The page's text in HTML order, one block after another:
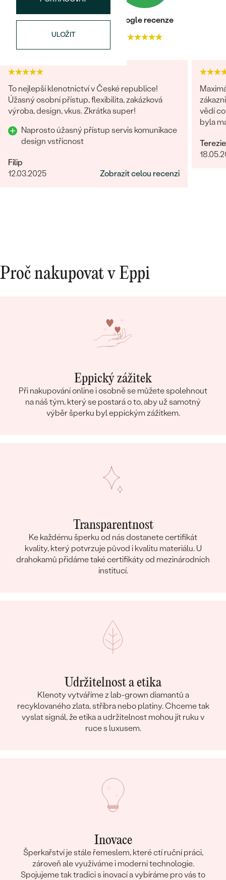
BARVA:
ULOŽIT
Heureka recenze
4.9
Google recenze
4.7
To nejlepší klenotnictví v České republice!
Úžasný osobní přístup, flexibilita, zakázková
výroba, design, vkus. Zkrátka super!
Naprosto úžasný přístup servis komunikace
design vstřícnost
Filip
12.03.2025
Zobrazit celou recenzi
Maximální
vědí
byla
Terezie
Proč nakupovat v Eppi
Eppický zážitek
Při nakupování online i osobně se můžete spolehnout
na náš tým, který se postará o to, aby už samotný
výběr šperku byl eppickým zážitkem.
Transparentnost
Ke každému šperku od nás dostanete certifikát
kvality, který potvrzuje původ i kvalitu materiálu. U
drahokamů přidáme také certifikáty od mezinárodních
institucí.
Udržitelnost a etika
Klenoty vytváříme z lab-grown diamantů a
recyklovaného zlata, stříbra nebo platiny. Chceme tak
vyslat signál, že etika a udržitelnost mohou jít ruku v
ruce s luxusem.
Inovace
Šperkařství je stále řemeslem, které ctí ruční práci,
zároveň ale využíváme i moderní technologie.
Spojujeme tak tradici s inovací a vybíráme pro vás to